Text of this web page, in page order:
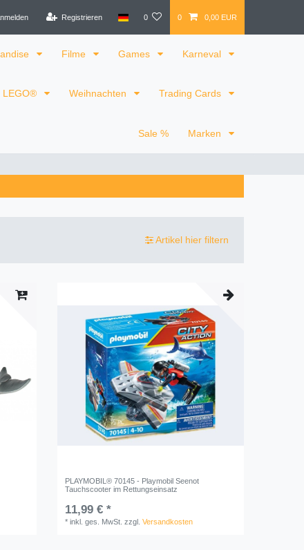
Registrieren 0 0 0,00 EUR
Filme Games Karneval
LEGO® Weihnachten Trading Cards
Sale % Marken
Artikel hier filtern
PLAYMOBIL® 70145 - Playmobil Seenot
Tauchscooter im Rettungseinsatz
11,99 € *
*inkl. ges. MwSt. zzgl.Versandkosten